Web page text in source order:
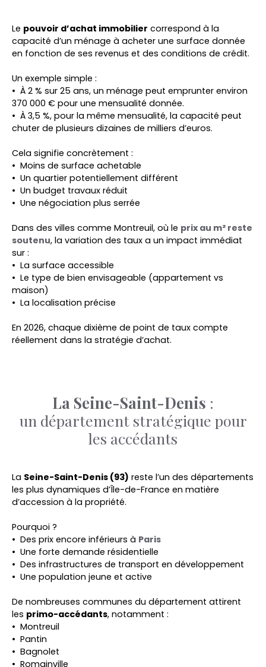
Le pouvoir d’achat immobilier correspond à la
capacité d’un ménage à acheter une surface donnée
en fonction de ses revenus et des conditions de crédit.
Un exemple simple :
À 2 % sur 25 ans, un ménage peut emprunter environ
370 000 € pour une mensualité donnée.
À 3,5 %, pour la même mensualité, la capacité peut
chuter de plusieurs dizaines de milliers d’euros.
Cela signifie concrètement :
Moins de surface achetable
Un quartier potentiellement différent
Un budget travaux réduit
Une négociation plus serrée
Dans des villes comme Montreuil, où le prix au m² reste
soutenu, la variation des taux a un impact immédiat
sur :
La surface accessible
Le type de bien envisageable (appartement vs
maison)
La localisation précise
En 2026, chaque dixième de point de taux compte
réellement dans la stratégie d’achat.
La Seine-Saint-Denis :
un département stratégique pour
les accédants
La Seine-Saint-Denis (93) reste l’un des départements
les plus dynamiques d’Île-de-France en matière
d’accession à la propriété.
Pourquoi ?
Des prix encore inférieurs à Paris
Une forte demande résidentielle
Des infrastructures de transport en développement
Une population jeune et active
De nombreuses communes du département attirent
les primo-accédants, notamment :
Montreuil
Pantin
Bagnolet
Romainville